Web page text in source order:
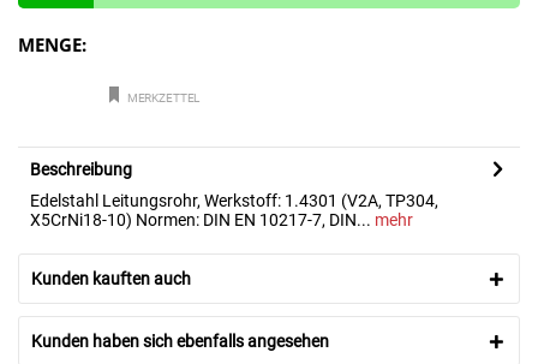
MENGE:
MERKZETTEL
Beschreibung
Edelstahl Leitungsrohr, Werkstoff: 1.4301 (V2A, TP304,
X5CrNi18-10) Normen: DIN EN 10217-7, DIN... mehr
Kunden kauften auch
Kunden haben sich ebenfalls angesehen